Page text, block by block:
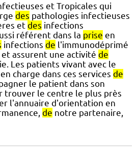
et Tropicales qui
des pathologies infectieuses
et des infections
référent dans la prise en
infections de l'immunodéprimé
assurent une activité de
Les patients vivant avec le
en charge dans ces services de
le patient dans son
trouver le centre le plus près
l'annuaire d'orientation en
de notre partenaire,